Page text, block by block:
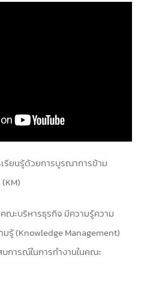
รียนรู้ด้วยการบูรณาการข้าม
ณะบริหารธุรกิจ มีความรู้ความ
มรู้ (Knowledge Management)
บการณ์ในการทำงานในคณะ